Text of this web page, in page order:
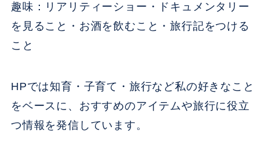
趣味：リアリティーショー・ドキュメンタリー
を見ること・お酒を飲むこと・旅行記をつける
こと
HPでは知育・子育て・旅行など私の好きなこと
をベースに、おすすめのアイテムや旅行に役立
つ情報を発信しています。